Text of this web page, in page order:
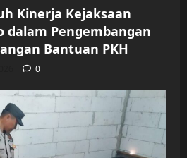
Kinerja Kejaksaan
dalam Pengembangan
Bantuan PKH
0